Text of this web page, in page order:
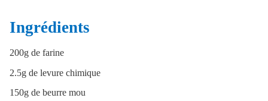
Ingrédients
200g de farine
2.5g de levure chimique
150g de beurre mou